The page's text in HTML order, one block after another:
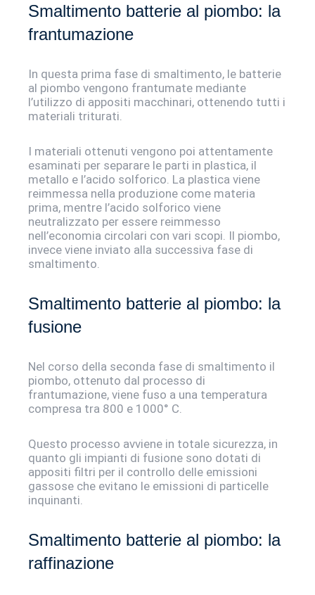
Smaltimento batterie al piombo: la
frantumazione
In questa prima fase di smaltimento, le batterie
al piombo vengono frantumate mediante
l’utilizzo di appositi macchinari, ottenendo tutti i
materiali triturati.
I materiali ottenuti vengono poi attentamente
esaminati per separare le parti in plastica, il
metallo e l’acido solforico. La plastica viene
reimmessa nella produzione come materia
prima, mentre l’acido solforico viene
neutralizzato per essere reimmesso
nell’economia circolari con vari scopi. Il piombo,
invece viene inviato alla successiva fase di
smaltimento.
Smaltimento batterie al piombo: la
fusione
Nel corso della seconda fase di smaltimento il
piombo, ottenuto dal processo di
frantumazione, viene fuso a una temperatura
compresa tra 800 e 1000° C.
Questo processo avviene in totale sicurezza, in
quanto gli impianti di fusione sono dotati di
appositi filtri per il controllo delle emissioni
gassose che evitano le emissioni di particelle
inquinanti.
Smaltimento batterie al piombo: la
raffinazione